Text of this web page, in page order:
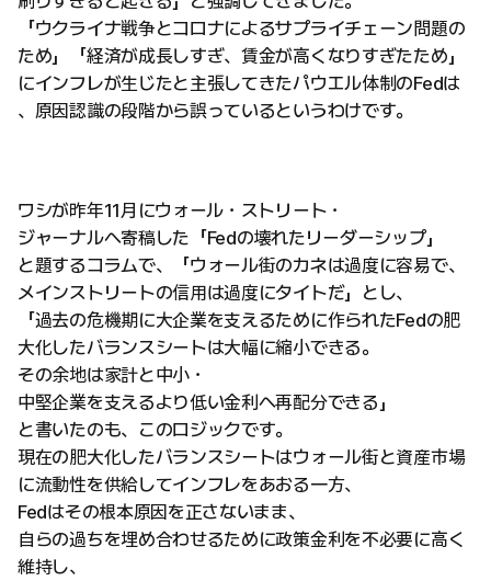
「ウクライナ戦争とコロナによるサプライチェーン問題の
ため」「経済が成長しすぎ、賃金が高くなりすぎたため」
にインフレが生じたと主張してきたパウエル体制のFedは
、原因認識の段階から誤っているというわけです。
ワシが昨年11月にウォール・ストリート・
ジャーナルへ寄稿した「Fedの壊れたリーダーシップ」
と題するコラムで、「ウォール街のカネは過度に容易で、
メインストリートの信用は過度にタイトだ」とし、
「過去の危機期に大企業を支えるために作られたFedの肥
大化したバランスシートは大幅に縮小できる。
その余地は家計と中小・
中堅企業を支えるより低い金利へ再配分できる」
と書いたのも、このロジックです。
現在の肥大化したバランスシートはウォール街と資産市場
に流動性を供給してインフレをあおる一方、
Fedはその根本原因を正さないまま、
自らの過ちを埋め合わせるために政策金利を不必要に高く
維持し、